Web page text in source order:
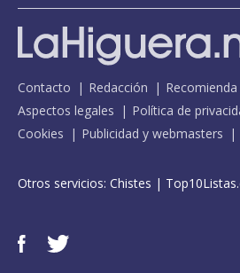
Contacto Redacción Recomienda
Aspectos legales
Política de
Cookies
Publicidad y webmasters
Otros servicios: Chistes |